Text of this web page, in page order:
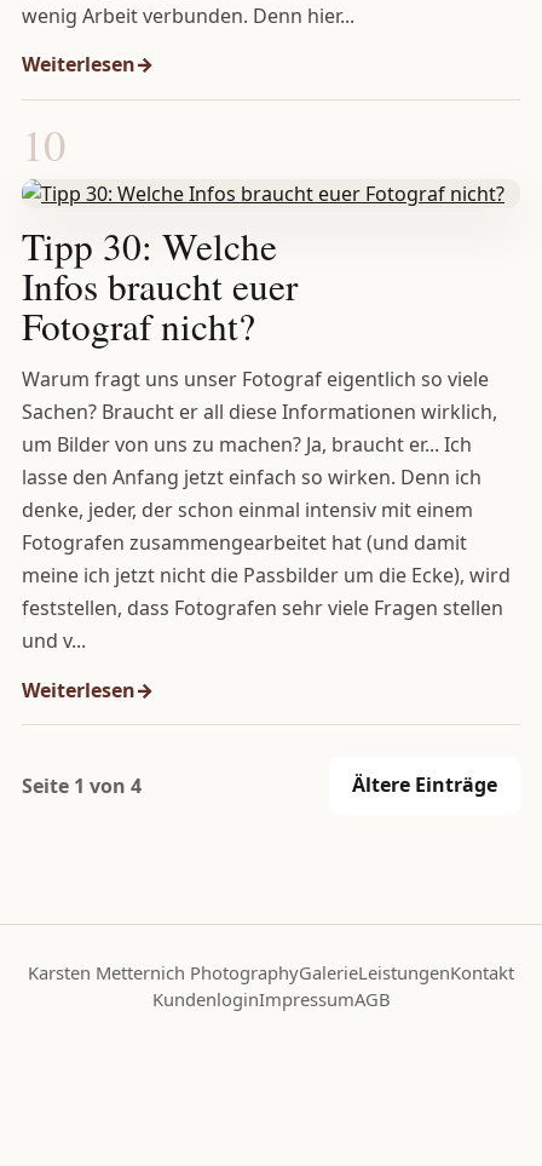
wenig Arbeit verbunden. Denn hier...
Weiterlesen
10
Tipp 30: Welche
Infos braucht euer
Fotograf nicht?
Warum fragt uns unser Fotograf eigentlich so viele
Sachen? Braucht er all diese Informationen wirklich,
um Bilder von uns zu machen? Ja, braucht er... Ich
lasse den Anfang jetzt einfach so wirken. Denn ich
denke, jeder, der schon einmal intensiv mit einem
Fotografen zusammengearbeitet hat (und damit
meine ich jetzt nicht die Passbilder um die Ecke), wird
feststellen, dass Fotografen sehr viele Fragen stellen
und v...
Weiterlesen
Seite 1 von 4 Ältere Einträge
Karsten Metternich PhotographyGalerieLeistungenKontakt
KundenloginImpressumAGB